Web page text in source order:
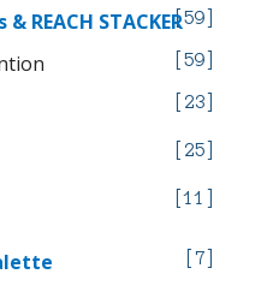
REACH STACKER59
59
23
25
11
7